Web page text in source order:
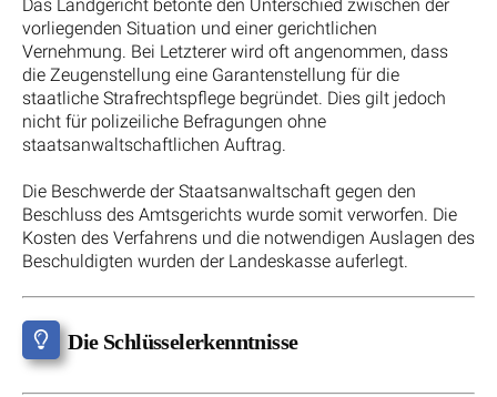
Das Landgericht betonte den Unterschied zwischen der
vorliegenden Situation und einer gerichtlichen
Vernehmung. Bei Letzterer wird oft angenommen, dass
die Zeugenstellung eine Garantenstellung für die
staatliche Strafrechtspflege begründet. Dies gilt jedoch
nicht für polizeiliche Befragungen ohne
staatsanwaltschaftlichen Auftrag.
Die Beschwerde der Staatsanwaltschaft gegen den
Beschluss des Amtsgerichts wurde somit verworfen. Die
Kosten des Verfahrens und die notwendigen Auslagen des
Beschuldigten wurden der Landeskasse auferlegt.
Die Schlüsselerkenntnisse